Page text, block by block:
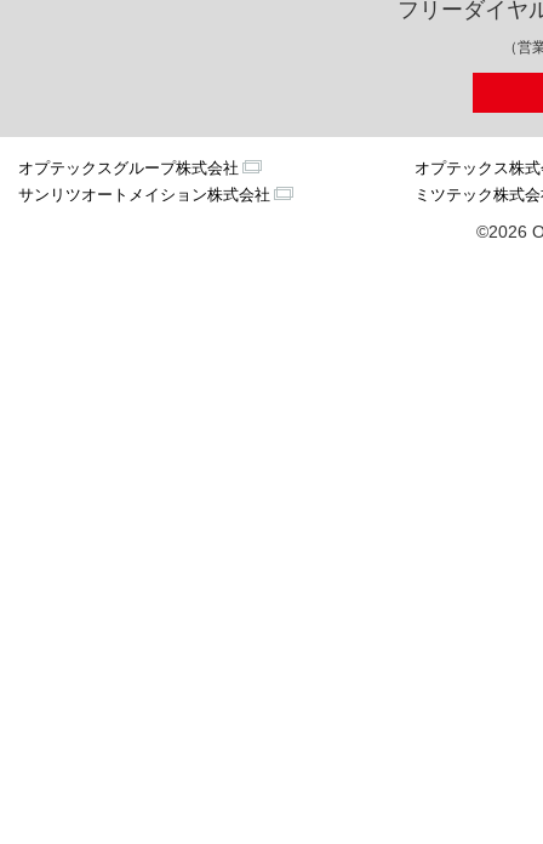
フリーダイヤ
（営
オプテックスグループ株式会社
オプテックス株
サンリツオートメイション株式会社
ミツテック株式
©2026